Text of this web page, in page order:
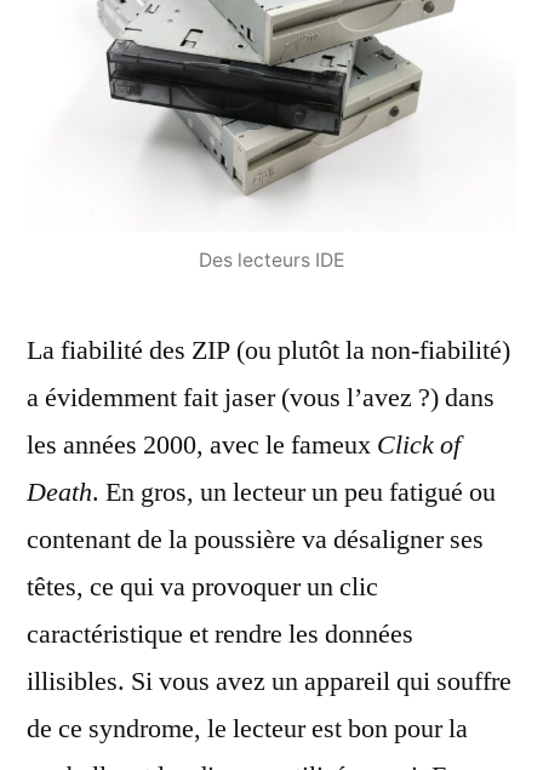
Des lecteurs IDE
La fiabilité des ZIP (ou plutôt la non-fiabilité)
a évidemment fait jaser (vous l’avez ?) dans
les années 2000, avec le fameux Click of
Death. En gros, un lecteur un peu fatigué ou
contenant de la poussière va désaligner ses
têtes, ce qui va provoquer un clic
caractéristique et rendre les données
illisibles. Si vous avez un appareil qui souffre
de ce syndrome, le lecteur est bon pour la